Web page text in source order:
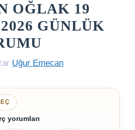
OĞLAK 19
GÜNLÜK
Uğur Emecan
yorumları